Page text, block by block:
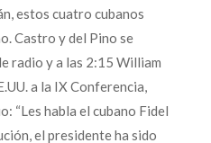
estos cuatro cubanos
Castro y del Pino se
radio y a las 2:15 William
a la IX Conferencia,
“Les habla el cubano Fidel
el presidente ha sido